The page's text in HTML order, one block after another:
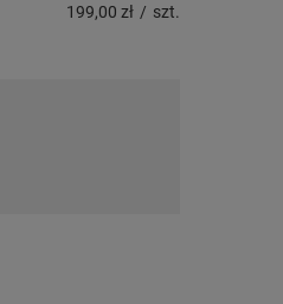
199,00 zł / szt.